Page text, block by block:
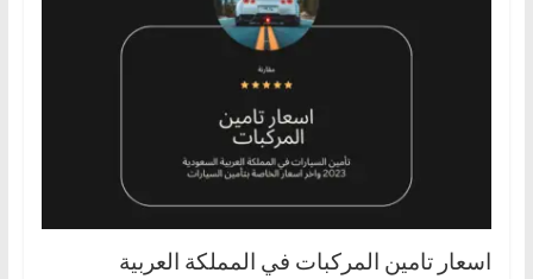
اسعار تامين المركبات في المملكة العربية